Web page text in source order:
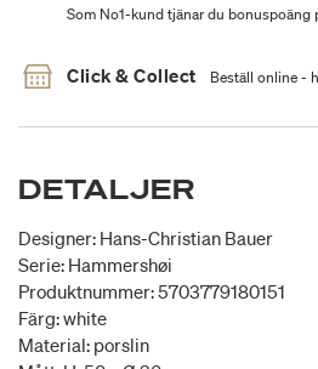
Som No1-kund tjänar du bonuspoäng
Click & Collect Beställ online -
DETALJER
Designer: Hans-Christian Bauer
Serie: Hammershøi
Produktnummer: 5703779180151
Färg: white
Material: porslin